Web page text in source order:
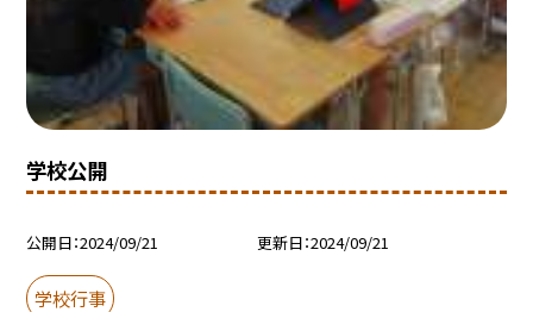
学校公開
公開日 2024/09/21 更新日 2024/09/21
学校行事